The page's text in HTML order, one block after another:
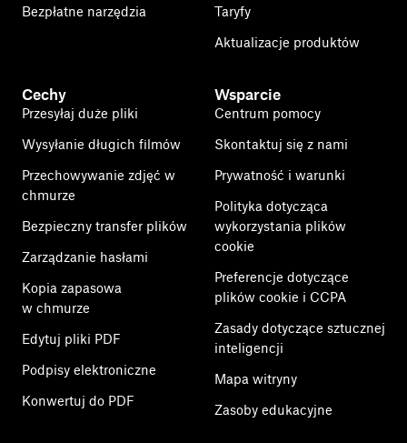
Bezpłatne narzędzia
Taryfy
Aktualizacje produktów
Cechy
Przesyłaj duże pliki
Wysyłanie długich filmów
Przechowywanie zdjęć w
chmurze
Bezpieczny transfer plików
Zarządzanie hasłami
Kopia zapasowa
w chmurze
Edytuj pliki PDF
Podpisy elektroniczne
Konwertuj do PDF
Wsparcie
Centrum pomocy
Skontaktuj się z nami
Prywatność i warunki
Polityka dotycząca
wykorzystania plików
cookie
Preferencje dotyczące
plików cookie i CCPA
Zasady dotyczące sztucznej
inteligencji
Mapa witryny
Zasoby edukacyjne